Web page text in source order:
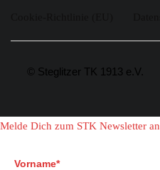
© Steglitzer TK 1913 e.V.
Melde Dich zum STK Newsletter an
Vorname*